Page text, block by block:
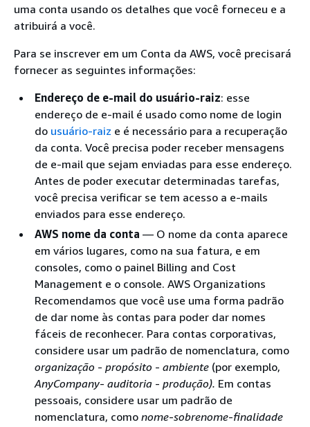
uma conta usando os detalhes que você forneceu e a
atribuirá a você.
Para se inscrever em um Conta da AWS, você precisará
fornecer as seguintes informações:
Endereço de e-mail do usuário-raiz: esse
endereço de e-mail é usado como nome de login
do usuário-raiz e é necessário para a recuperação
da conta. Você precisa poder receber mensagens
de e-mail que sejam enviadas para esse endereço.
Antes de poder executar determinadas tarefas,
você precisa verificar se tem acesso a e-mails
enviados para esse endereço.
AWS nome da conta — O nome da conta aparece
em vários lugares, como na sua fatura, e em
consoles, como o painel Billing and Cost
Management e o console. AWS Organizations
Recomendamos que você use uma forma padrão
de dar nome às contas para poder dar nomes
fáceis de reconhecer. Para contas corporativas,
considere usar um padrão de nomenclatura, como
organização - propósito - ambiente (por exemplo,
AnyCompany- auditoria - produção). Em contas
pessoais, considere usar um padrão de
nomenclatura, como nome-sobrenome-finalidade